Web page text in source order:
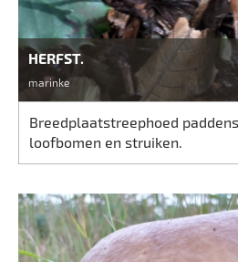
HERFST.
marinke
Breedplaatstreephoed
loofbomen en struiken.